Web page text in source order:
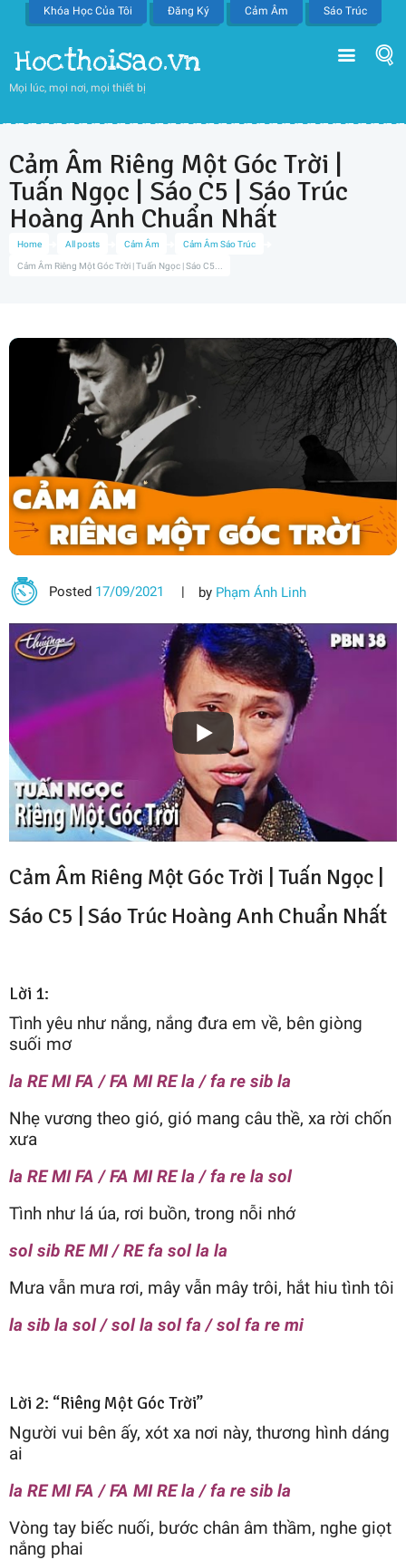
Khóa Học Của Tôi Đăng Ký Cảm Âm Sáo Trúc
Hocthoisao.vn
Mọi lúc, mọi nơi, mọi thiết bị
Home All posts Cảm Âm Cảm Âm Sáo Trúc
Cảm Âm Riêng Một Góc Trời | Tuấn Ngọc | Sáo C5...
Cảm Âm Riêng Một Góc Trời |
Tuấn Ngọc | Sáo C5 | Sáo Trúc
Hoàng Anh Chuẩn Nhất
Posted 17/09/2021 by Phạm Ánh Linh
Cảm Âm Riêng Một Góc Trời | Tuấn Ngọc |
Sáo C5 | Sáo Trúc Hoàng Anh Chuẩn Nhất
Lời 1:
Tình yêu như nắng, nắng đưa em về, bên giòng
suối mơ
la RE MI FA / FA MI RE la / fa re sib la
Nhẹ vương theo gió, gió mang câu thề, xa rời chốn
xưa
la RE MI FA / FA MI RE la / fa re la sol
Tình như lá úa, rơi buồn, trong nỗi nhớ
sol sib RE MI / RE fa sol la la
Mưa vẫn mưa rơi, mây vẫn mây trôi, hắt hiu tình tôi
la sib la sol / sol la sol fa / sol fa re mi
Lời 2: “Riêng Một Góc Trời”
Người vui bên ấy, xót xa nơi này, thương hình dáng
ai
la RE MI FA / FA MI RE la / fa re sib la
Vòng tay biếc nuối, bước chân âm thầm, nghe giọt
nắng phai